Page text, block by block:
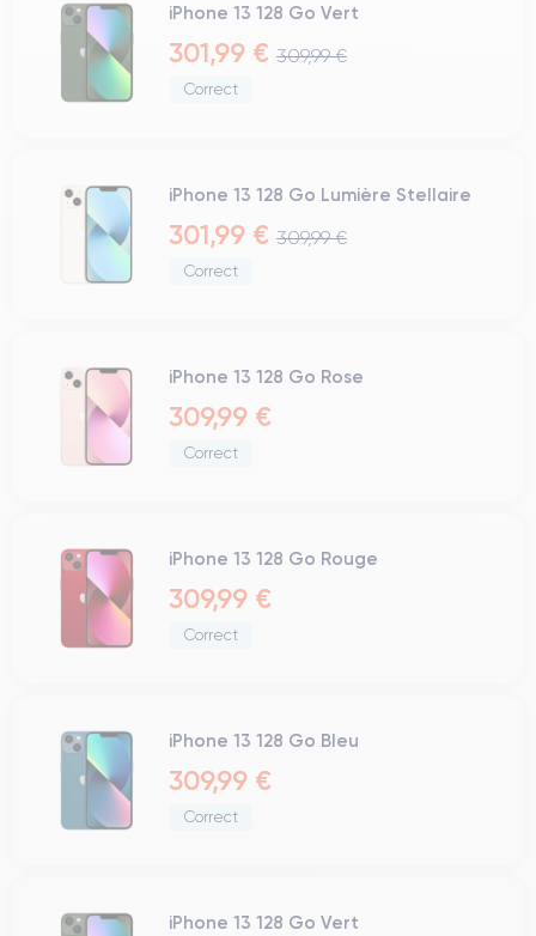
iPhone 13 128 Go Vert
301,99 € 309,99 €
Correct
iPhone 13 128 Go Lumière Stellaire
301,99 € 309,99 €
Correct
iPhone 13 128 Go Rose
309,99 €
Correct
iPhone 13 128 Go Rouge
309,99 €
Correct
iPhone 13 128 Go Bleu
309,99 €
Correct
iPhone 13 128 Go Vert